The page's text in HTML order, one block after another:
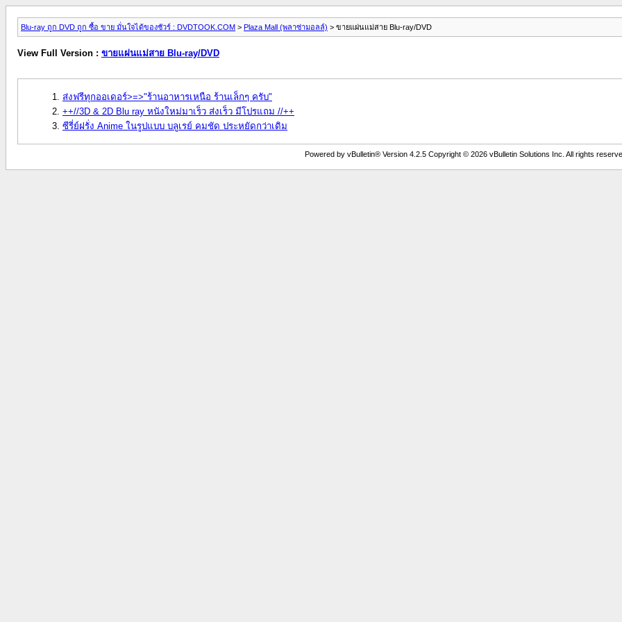
Blu-ray ถูก DVD ถูก ซื้อ ขาย มั่นใจได้ของชัวร์ : DVDTOOK.COM > Plaza Mall (พลาซ่ามอลล์) > ขายแผ่นแม่สาย Blu-ray/DVD
View Full Version : ขายแผ่นแม่สาย Blu-ray/DVD
ส่งฟรีทุกออเดอร์>=>"ร้านอาหารเหนือ ร้านเล็กๆ ครับ"
++//3D & 2D Blu ray หนังใหม่มาเร็ว ส่งเร็ว มีโปรแถม //++
ซีรี่ย์ฝรั่ง Anime ในรูปแบบ บลูเรย์ คมชัด ประหยัดกว่าเดิม
Powered by vBulletin® Version 4.2.5 Copyright © 2026 vBulletin Solutions Inc. All rights